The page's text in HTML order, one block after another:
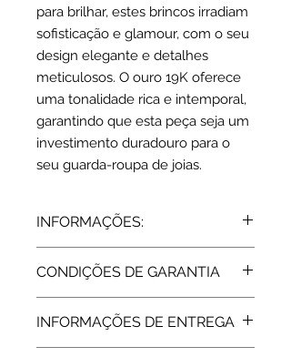
para brilhar, estes brincos irradiam
sofisticação e glamour, com o seu
design elegante e detalhes
meticulosos. O ouro 19K oferece
uma tonalidade rica e intemporal,
garantindo que esta peça seja um
investimento duradouro para o
seu guarda-roupa de joias.
INFORMAÇÕES:
Dimensões: 0.4 x 0.7 cm
Características: 4 Zircónias azul +
branco
Peso: 1.4 grs
CONDIÇÕES DE GARANTIA
do Ouro estão abrangidos pela
Garantia de Fabricante, de 2 Anos,
INFORMAÇÕES DE ENTREGA